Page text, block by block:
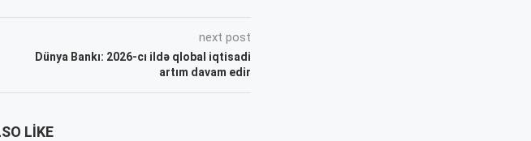
next post
Dünya Bankı: 2026-cı ildə qlobal iqtisadi
artım davam edir
LIKE